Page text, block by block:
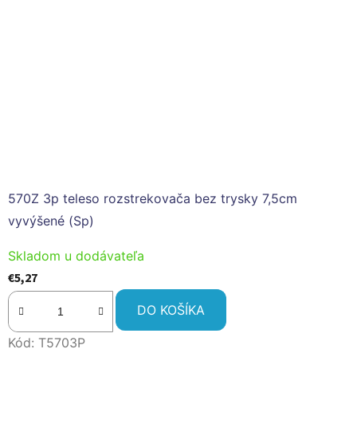
570Z 3p teleso rozstrekovača bez trysky 7,5cm
vyvýšené (Sp)
Skladom u dodávateľa
€5,27
DO KOŠÍKA
Kód: T5703P